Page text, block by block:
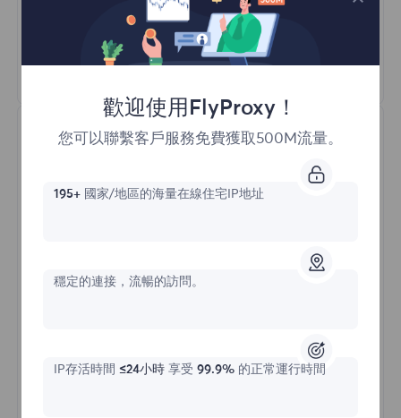
HTTP(S)/SOCKS5
$?/天
歡迎使用FlyProxy！
您可以聯繫客戶服務免費獲取500M流量。
195+國家/地區的海量在線住宅IP地址
穩定的連接，流暢的訪問。
IP存活時間 ≤24小時享受 99.9%的正常運行時間